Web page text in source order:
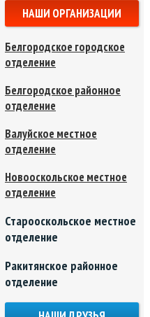
НАШИ ОРГАНИЗАЦИИ
Белгородское городское
отделение
Белгородское районное
отделение
Валуйское местное
отделение
Новооскольское местное
отделение
Старооскольское местное
отделение
Ракитянское районное
отделение